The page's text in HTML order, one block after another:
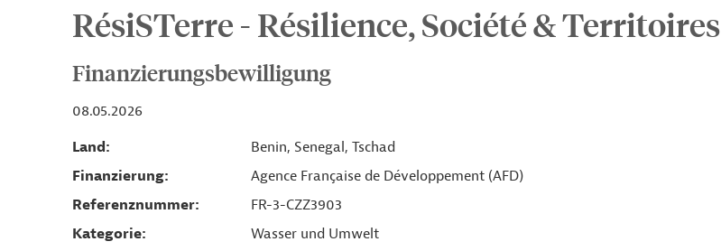
RésiSTerre - Résilience, Société & Territoires
Finanzierungsbewilligung
08.05.2026
Land
Benin, Senegal, Tschad
Finanzierung
Agence Française de Développement (AFD)
Referenznummer
FR-3-CZZ3903
Kategorie
Wasser und Umwelt